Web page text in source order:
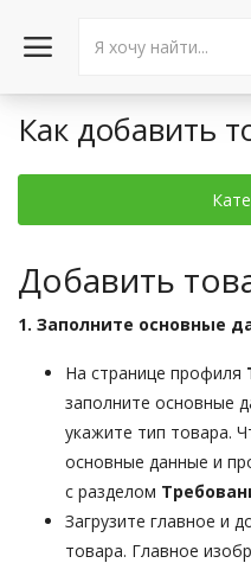
Войти в аккаунт
Акции
Новости
Статьи
Контакты
Город: Колумбус
Как добавить
Добавить
1. Заполните основные
На странице профиля
заполните основные
укажите тип товара.
основные данные и
с разделом
Загрузите главное и
товара. Главное